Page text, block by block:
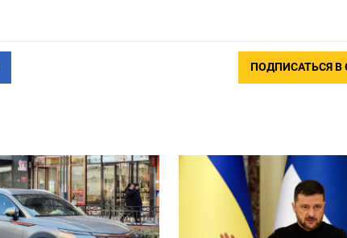
ПОДПИСАТЬСЯ В